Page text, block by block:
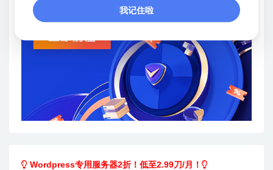
Wordpress专用服务器2折！低至2.99刀/月！
我记住啦